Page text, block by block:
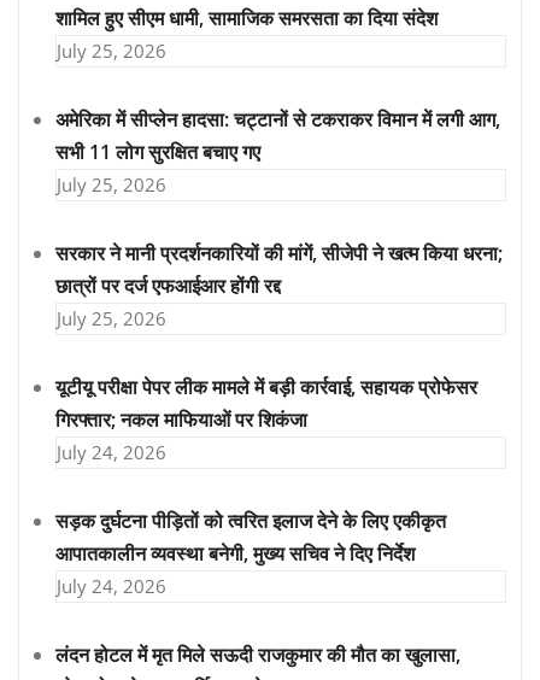
शामिल हुए सीएम धामी, सामाजिक समरसता का दिया संदेश
July 25, 2026
अमेरिका में सीप्लेन हादसा: चट्टानों से टकराकर विमान में लगी आग,
सभी 11 लोग सुरक्षित बचाए गए
July 25, 2026
सरकार ने मानी प्रदर्शनकारियों की मांगें, सीजेपी ने खत्म किया धरना;
छात्रों पर दर्ज एफआईआर होंगी रद्द
July 25, 2026
यूटीयू परीक्षा पेपर लीक मामले में बड़ी कार्रवाई, सहायक प्रोफेसर
गिरफ्तार; नकल माफियाओं पर शिकंजा
July 24, 2026
सड़क दुर्घटना पीड़ितों को त्वरित इलाज देने के लिए एकीकृत
आपातकालीन व्यवस्था बनेगी, मुख्य सचिव ने दिए निर्देश
July 24, 2026
लंदन होटल में मृत मिले सऊदी राजकुमार की मौत का खुलासा,